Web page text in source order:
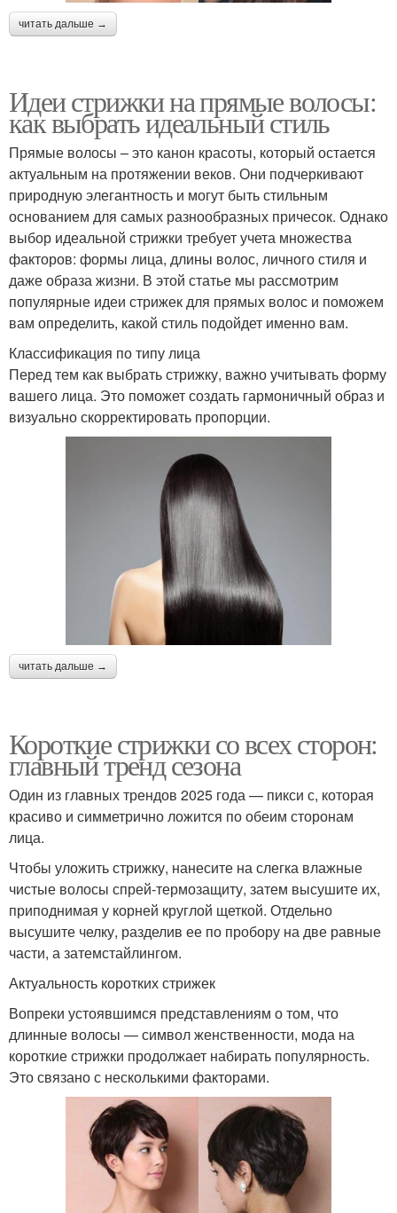
читать дальше →
Идеи стрижки на прямые волосы:
как выбрать идеальный стиль
Прямые волосы – это канон красоты, который остается
актуальным на протяжении веков. Они подчеркивают
природную элегантность и могут быть стильным
основанием для самых разнообразных причесок. Однако
выбор идеальной стрижки требует учета множества
факторов: формы лица, длины волос, личного стиля и
даже образа жизни. В этой статье мы рассмотрим
популярные идеи стрижек для прямых волос и поможем
вам определить, какой стиль подойдет именно вам.
Классификация по типу лица
Перед тем как выбрать стрижку, важно учитывать форму
вашего лица. Это поможет создать гармоничный образ и
визуально скорректировать пропорции.
читать дальше →
Короткие стрижки со всех сторон:
главный тренд сезона
Один из главных трендов 2025 года — пикси с, которая
красиво и симметрично ложится по обеим сторонам
лица.
Чтобы уложить стрижку, нанесите на слегка влажные
чистые волосы спрей-термозащиту, затем высушите их,
приподнимая у корней круглой щеткой. Отдельно
высушите челку, разделив ее по пробору на две равные
части, а затемстайлингом.
Актуальность коротких стрижек
Вопреки устоявшимся представлениям о том, что
длинные волосы — символ женственности, мода на
короткие стрижки продолжает набирать популярность.
Это связано с несколькими факторами.